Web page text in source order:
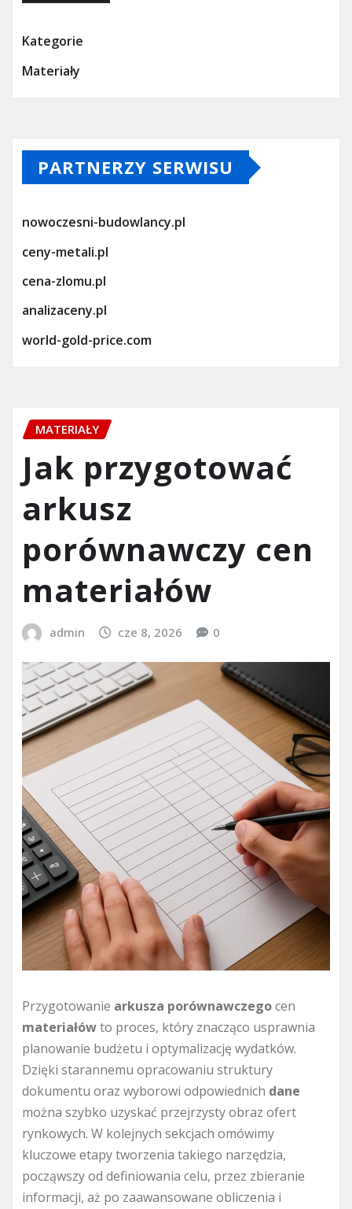
Kategorie
Materiały
PARTNERZY SERWISU
nowoczesni-budowlancy.pl
ceny-metali.pl
cena-zlomu.pl
analizaceny.pl
world-gold-price.com
MATERIAŁY
Jak przygotować
arkusz
porównawczy cen
materiałów
admin cze 8, 2026 0
Przygotowanie arkusza porównawczegocen
materiałówto proces, który znacząco usprawnia
planowanie budżetu i optymalizację wydatków.
Dzięki starannemu opracowaniu struktury
dokumentu oraz wyborowi odpowiednich dane
można szybko uzyskać przejrzysty obraz ofert
rynkowych. W kolejnych sekcjach omówimy
kluczowe etapy tworzenia takiego narzędzia,
począwszy od definiowania celu, przez zbieranie
informacji, aż po zaawansowane obliczenia i